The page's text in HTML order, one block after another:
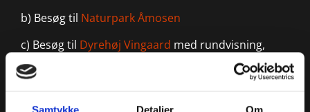
Samtykke Detaljer Om
b) Besøg til Naturpark Åmosen
c) Besøg til Dyrehøj Vingaard med rundvisning,
dansk vin og flot gårdbutik.